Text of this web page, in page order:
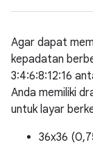
Agar dapat
kepadatan
3:4:6:8:12:16
Anda memiliki
untuk layar
36x36